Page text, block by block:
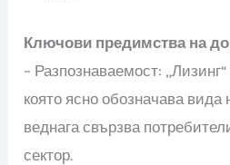
Ключови предимства на
– Разпознаваемост:
която ясно обозначава вида
веднага свързва
сектор.